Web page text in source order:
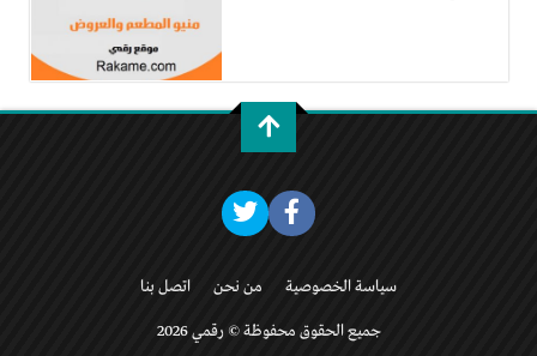
سياسة الخصوصية من نحن اتصل بنا
جميع الحقوق محفوظة © رقمي 2026